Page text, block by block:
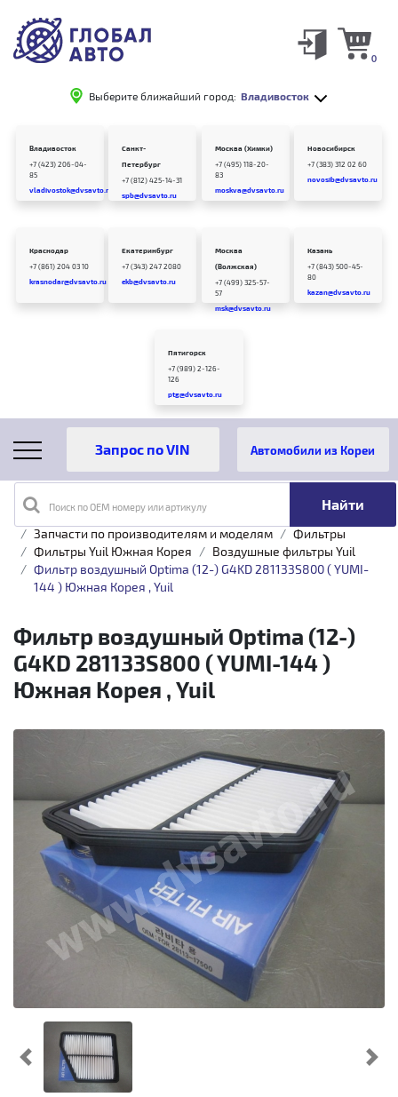
Выберите ближайший город: Владивосток
0
Владивосток
+7 (423) 206-04-
85
vladivostok@dvsavto.ru
Санкт-
Петербург
+7 (812) 425-14-31
spb@dvsavto.ru
Москва (Химки)
+7 (495) 118-20-
83
moskva@dvsavto.ru
Новосибирск
+7 (383) 312 02 60
novosib@dvsavto.ru
Краснодар
+7 (861) 204 03 10
krasnodar@dvsavto.ru
Екатеринбург
+7 (343) 247 2080
ekb@dvsavto.ru
Москва
(Волжская)
+7 (499) 325-57-
57
msk@dvsavto.ru
Казань
+7 (843) 500-45-
80
kazan@dvsavto.ru
Пятигорск
+7 (989) 2-126-
126
ptg@dvsavto.ru
Поиск по OEM номеру или артикулу
Автомобили из Кореи
Главная
Каталог товаров
Запчасти по производителям и моделям
Фильтры
Фильтры Yuil Южная Корея
Воздушные фильтры Yuil
Фильтр воздушный Optima (12-) G4KD 281133S800 ( YUMI-
144 ) Южная Корея , Yuil
Фильтр воздушный Optima (12-)
G4KD 281133S800 ( YUMI-144 )
Южная Корея , Yuil
Предыдущий